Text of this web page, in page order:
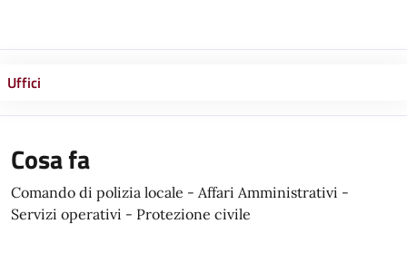
Uffici
Cosa fa
Comando di polizia locale - Affari Amministrativi -
Servizi operativi - Protezione civile